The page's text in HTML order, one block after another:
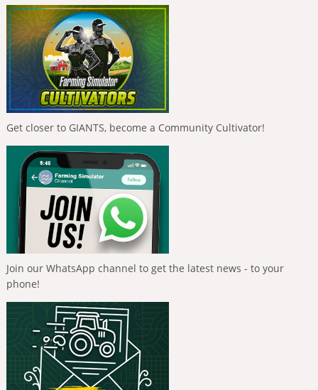
Get closer to GIANTS, become a Community Cultivator!
Join our WhatsApp channel to get the latest news - to your
phone!